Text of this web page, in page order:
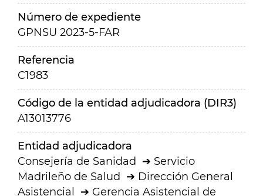
Número de expediente
GPNSU 2023-5-FAR
Referencia
C1983
Código de la entidad adjudicadora (DIR3)
A13013776
Entidad adjudicadora
Consejería de Sanidad
Servicio
Madrileño de Salud
Dirección General
Asistencial
Gerencia Asistencial de